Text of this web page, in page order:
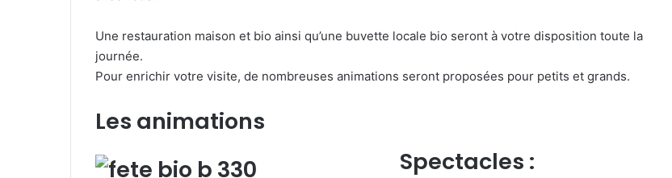
Une restauration maison et bio ainsi qu’une buvette locale bio seront à votre disposition toute la
journée.
Pour enrichir votre visite, de nombreuses animations seront proposées pour petits et grands.
Les animations
Spectacles :